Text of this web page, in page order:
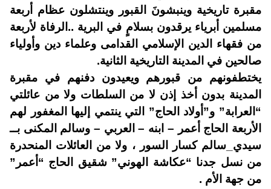
مقبرة تاريخية وينبشونَ القبور وينتشلون عظام أربعة
مسلمين أبرياء يرقدون بسلامٍ في البرية ..الرفاة لأربعة
من فقهاء الدين الإسلامي القدامى وعلماء دين وأولياء
صالحين في المدينة التاريخية الثانية.
يختطفونهم من قبورهم ويعيدون دفنهم في مقبرة
المدينة بدون أخذ إذن لا من السلطات ولا من عائلتي
“العرابة” و”أولاد الحاج” التي ينتمي إليها المغفور لهم
الأربعة الحاج أعمر – ابنه – العربي – وسالم المكنى بــ
سيدي_سالم كسار السور ، ولا من العائلات المنحدرة
من نسل جدنا “عكاشة الهوني” شقيق الحاج “أعمر”
من جهة الأم .